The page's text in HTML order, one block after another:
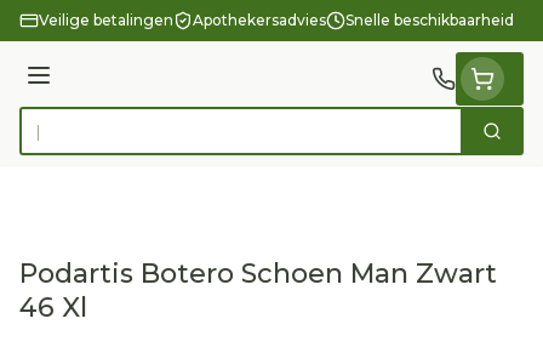
Ga naar de inhoud
Veilige betalingen Apothekersadvies Snelle beschikbaarheid
Menu
Product, merk, categorie... Zoek
Podartis Botero Schoen Man Zwart
46 Xl